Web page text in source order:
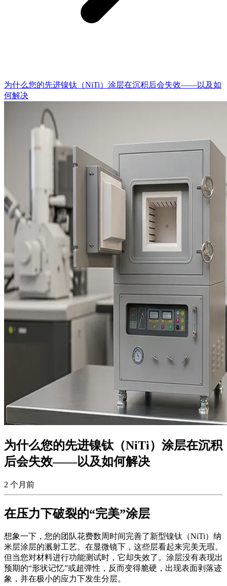
为什么您的先进镍钛（NiTi）涂层在沉积后会失效——以及如
何解决
为什么您的先进镍钛（NiTi）涂层在沉积
后会失效——以及如何解决
2 个月前
在压力下破裂的“完美”涂层
想象一下，您的团队花费数周时间完善了新型镍钛（NiTi）纳
米层涂层的溅射工艺。在显微镜下，这些层看起来完美无瑕。
但当您对材料进行功能测试时，它却失效了。涂层没有表现出
预期的“形状记忆”或超弹性，反而变得脆硬，出现表面剥落迹
象，并在极小的应力下发生分层。